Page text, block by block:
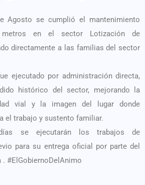
Agosto se cumplió el mantenimiento
en el sector Lotización de
directamente a las familias del sector
ejecutado por administración directa,
histórico del sector, mejorando la
vial y la imagen del lugar donde
el trabajo y sustento familiar.
se ejecutarán los trabajos de
para su entrega oficial por parte del
. #ElGobiernoDelAnimo